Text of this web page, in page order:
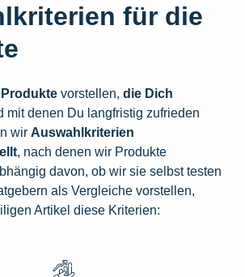
für die
Produkte vorstellen, die Dich
mit denen Du langfristig zufrieden
wir Auswahlkriterien
, nach denen wir Produkte
davon, ob wir sie selbst testen
als Vergleiche vorstellen,
Artikel diese Kriterien: